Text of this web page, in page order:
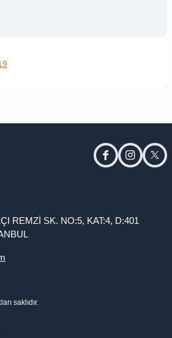
facebookinstagram
REMZİ SK. NO:5, KAT:4, D:401
saklıdır.